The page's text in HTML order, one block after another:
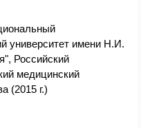
университет имени Н.И.
Российский
медицинский
(2015 г.)